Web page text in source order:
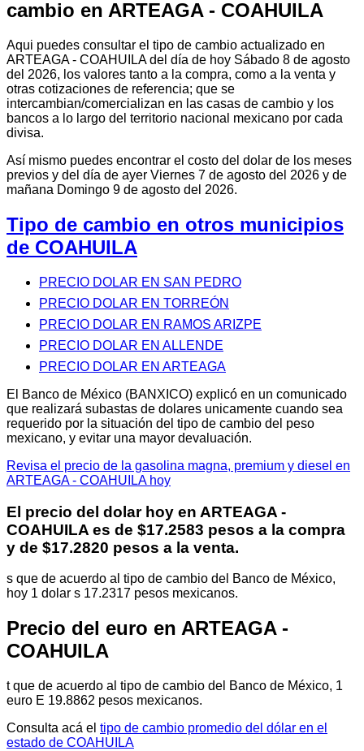
cambio en ARTEAGA - COAHUILA
Aqui puedes consultar el tipo de cambio actualizado en
ARTEAGA - COAHUILA del día de hoy Sábado 8 de agosto
del 2026, los valores tanto a la compra, como a la venta y
otras cotizaciones de referencia; que se
intercambian/comercializan en las casas de cambio y los
bancos a lo largo del territorio nacional mexicano por cada
divisa.
Así mismo puedes encontrar el costo del dolar de los meses
previos y del día de ayer Viernes 7 de agosto del 2026 y de
mañana Domingo 9 de agosto del 2026.
Tipo de cambio en otros municipios
de COAHUILA
PRECIO DOLAR EN SAN PEDRO
PRECIO DOLAR EN TORREÓN
PRECIO DOLAR EN RAMOS ARIZPE
PRECIO DOLAR EN ALLENDE
PRECIO DOLAR EN ARTEAGA
El Banco de México (BANXICO) explicó en un comunicado
que realizará subastas de dolares unicamente cuando sea
requerido por la situación del tipo de cambio del peso
mexicano, y evitar una mayor devaluación.
Revisa el precio de la gasolina magna, premium y diesel en
ARTEAGA - COAHUILA hoy
El precio del dolar hoy en ARTEAGA -
COAHUILA es de $17.2583 pesos a la compra
y de $17.2820 pesos a la venta.
s que de acuerdo al tipo de cambio del Banco de México,
hoy 1 dolar s 17.2317 pesos mexicanos.
Precio del euro en ARTEAGA -
COAHUILA
t que de acuerdo al tipo de cambio del Banco de México, 1
euro E 19.8862 pesos mexicanos.
Consulta acá el tipo de cambio promedio del dólar en el
estado de COAHUILA